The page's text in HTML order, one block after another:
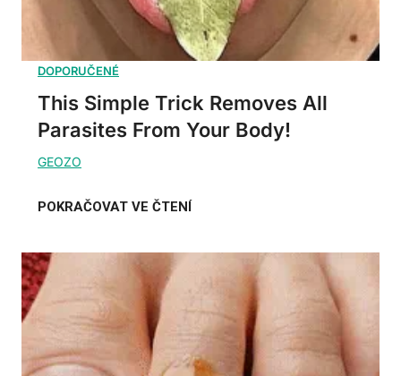
This Simple Trick Removes All
Parasites From Your Body!